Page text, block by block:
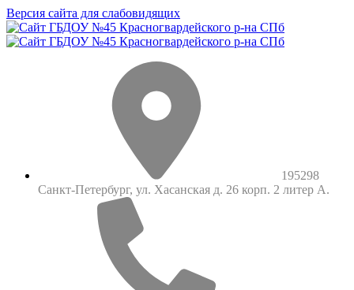
Версия сайта для слабовидящих
195298
Санкт-Петербург, ул. Хасанская д. 26 корп. 2 литер А.